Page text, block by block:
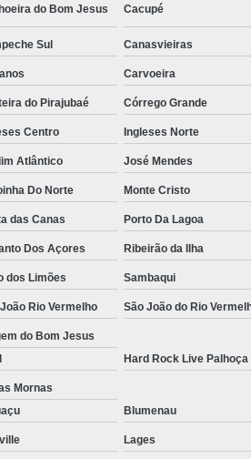
Aluguel de Poltrona
Aluguel de Poltrona para
Aluguel de
Aluguel de
Aluguel de
Aluguel de
Aluguel de
Aluguel de Poltrona para Festa de
Aluguel de Puff
Aluguel de
Aluguel de Puff para
Aluguel de Puff para Festa
Aluguel de Puff Santa
Locação de Puffs para
Aluguel de Sofá Florianópolis
do Bom Jesus Cacupé
Sul Canasvieiras
Carvoeira
do Pirajubaé Córrego Grande
Centro Ingleses Norte
Atlântico José Mendes
Do Norte Monte Cristo
das Canas Porto Da Lagoa
Dos Açores Ribeirão da Ilha
dos Limões Sambaqui
Rio Vermelho São João do Rio
do Bom Jesus
Hard Rock Live Palhoça
Mornas
Blumenau
Lages